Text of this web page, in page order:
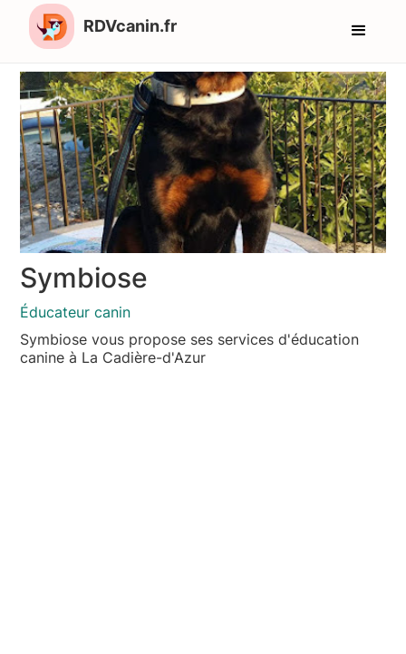
RDVcanin.fr
Symbiose
Éducateur canin
Symbiose vous propose ses services d'éducation
canine à La Cadière-d'Azur